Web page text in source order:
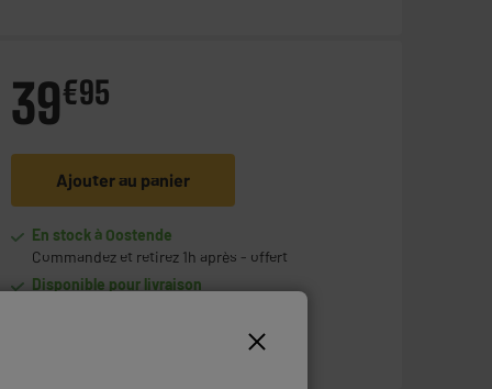
39€95
Ajouter au panier
En stock à Oostende
Commandez et retirez 1h après - offert
Disponible pour livraison